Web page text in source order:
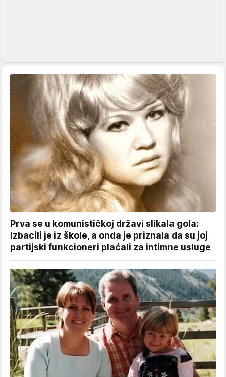
Prva se u komunističkoj državi slikala gola:
Izbacili je iz škole, a onda je priznala da su joj
partijski funkcioneri plaćali za intimne usluge